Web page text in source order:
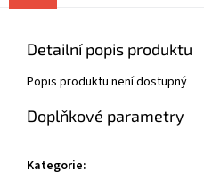
Detailní popis produktu
Popis produktu není dostupný
Doplňkové parametry
Kategorie: